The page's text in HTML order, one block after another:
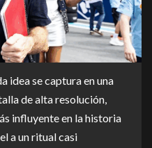
idea se captura en una
de alta resolución,
influyente en la historia
a un ritual casi